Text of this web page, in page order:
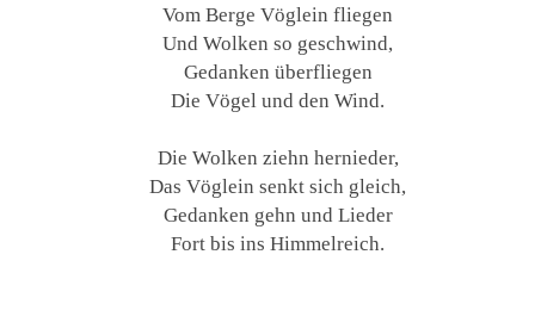
Vom Berge Vöglein fliegen
Und Wolken so geschwind,
Gedanken überfliegen
Die Vögel und den Wind.
Die Wolken ziehn hernieder,
Das Vöglein senkt sich gleich,
Gedanken gehn und Lieder
Fort bis ins Himmelreich.